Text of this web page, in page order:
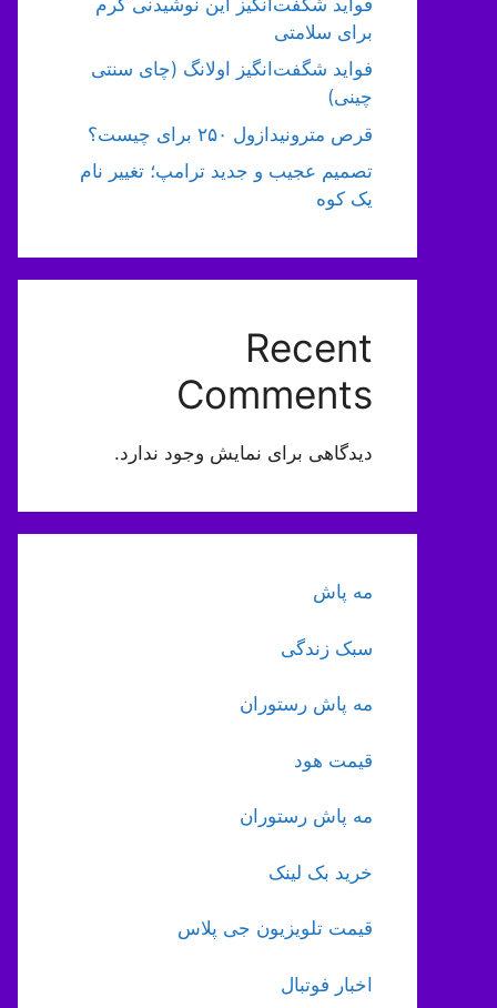
برای سلامتی
فواید شگفت‌انگیز اولانگ (چای سنتی
چینی)
قرص مترونیدازول ۲۵۰ برای چیست؟
تصمیم عجیب و جدید ترامپ؛ تغییر نام
یک کوه
Recent
Comments
دیدگاهی برای نمایش وجود ندارد.
مه پاش
سبک زندگی
مه پاش رستوران
قیمت هود
مه پاش رستوران
خرید بک لینک
قیمت تلویزیون جی پلاس
اخبار فوتبال